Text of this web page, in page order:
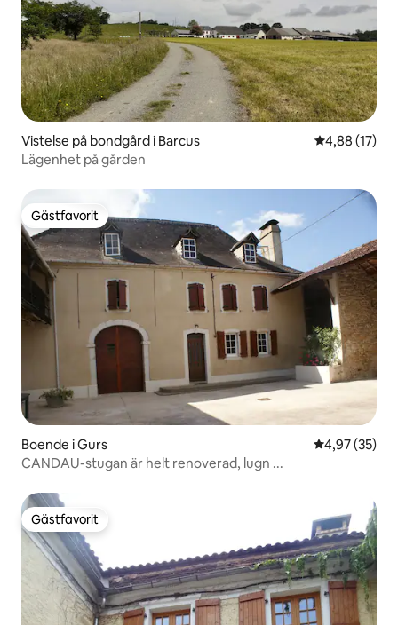
Vistelse på bondgård i Barcus 4,88 av 5 i
4,88 (17)
Lägenhet på gården
Gästfavorit
Gästfavorit
Boende i Gurs 4,97 av 5 i
4,97 (35)
CANDAU-stugan är helt renoverad, lugn ...
Gästfavorit
Gästfavorit